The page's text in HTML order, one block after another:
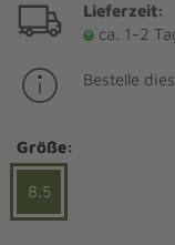
Lieferzeit:
ca. 1-2
Bestelle
Größe:
8.5